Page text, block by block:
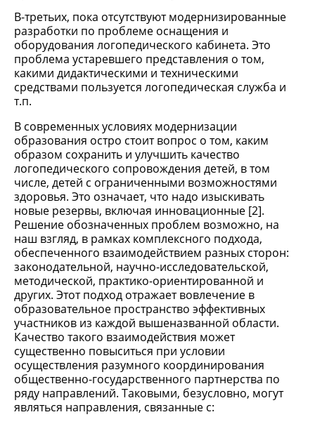
В-третьих, пока отсутствуют модернизированные
разработки по проблеме оснащения и
оборудования логопедического кабинета. Это
проблема устаревшего представления о том,
какими дидактическими и техническими
средствами пользуется логопедическая служба и
т.п.
В современных условиях модернизации
образования остро стоит вопрос о том, каким
образом сохранить и улучшить качество
логопедического сопровождения детей, в том
числе, детей с ограниченными возможностями
здоровья. Это означает, что надо изыскивать
новые резервы, включая инновационные [2].
Решение обозначенных проблем возможно, на
наш взгляд, в рамках комплексного подхода,
обеспеченного взаимодействием разных сторон:
законодательной, научно-исследовательской,
методической, практико-ориентированной и
других. Этот подход отражает вовлечение в
образовательное пространство эффективных
участников из каждой вышеназванной области.
Качество такого взаимодействия может
существенно повыситься при условии
осуществления разумного координирования
общественно-государственного партнерства по
ряду направлений. Таковыми, безусловно, могут
являться направления, связанные с: